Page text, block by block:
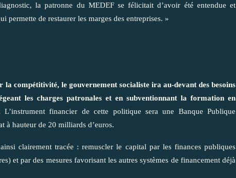
la patronne du MEDEF se félicitait d’avoir été entendue et
de restaurer les marges des entreprises. »
la compétitivité, le gouvernement socialiste ira au-devant des besoins
les charges patronales et en subventionnant la formation en
L’instrument financier de cette politique sera une Banque Publique
à hauteur de 20 milliards d’euros.
clairement tracée : remuscler le capital par les finances publiques
et par des mesures favorisant les autres systèmes de financement déjà